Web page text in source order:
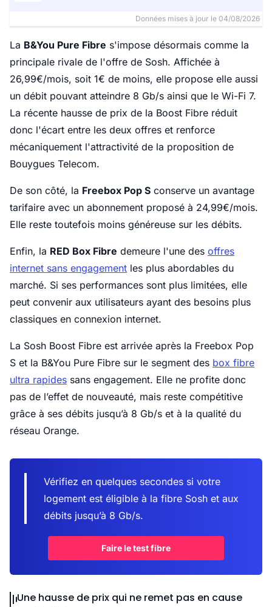
Données mises à jour le 04/08/2026
La B&You Pure Fibre s'impose désormais comme la
principale rivale de l'offre de Sosh. Affichée à
26,99€/mois, soit 1€ de moins, elle propose elle aussi
un débit pouvant atteindre 8 Gb/s ainsi que le Wi-Fi 7.
La récente hausse de prix de la Boost Fibre réduit
donc l'écart entre les deux offres et renforce
mécaniquement l'attractivité de la proposition de
Bouygues Telecom.
De son côté, la Freebox Pop S conserve un avantage
tarifaire avec un abonnement proposé à 24,99€/mois.
Elle reste toutefois moins généreuse sur les débits.
Enfin, la RED Box Fibre demeure l'une des offres
internet sans engagement les plus abordables du
marché. Si ses performances sont plus limitées, elle
peut convenir aux utilisateurs ayant des besoins plus
classiques en connexion internet.
La Sosh Boost Fibre est arrivée après la Freebox Pop
S et la B&You Pure Fibre sur le segment des box fibre
ultra rapides sans engagement. Elle ne profite donc
pas de l’effet de nouveauté, mais reste compétitive
grâce à ses débits jusqu’à 8 Gb/s et à la qualité du
réseau Orange.
Vérifiez en quelques secondes si votre
logement est éligible à la fibre Sosh et aux
débits jusqu’à 8 Gb/s.
Faire le test fibre
Une hausse de prix qui ne remet pas en cause